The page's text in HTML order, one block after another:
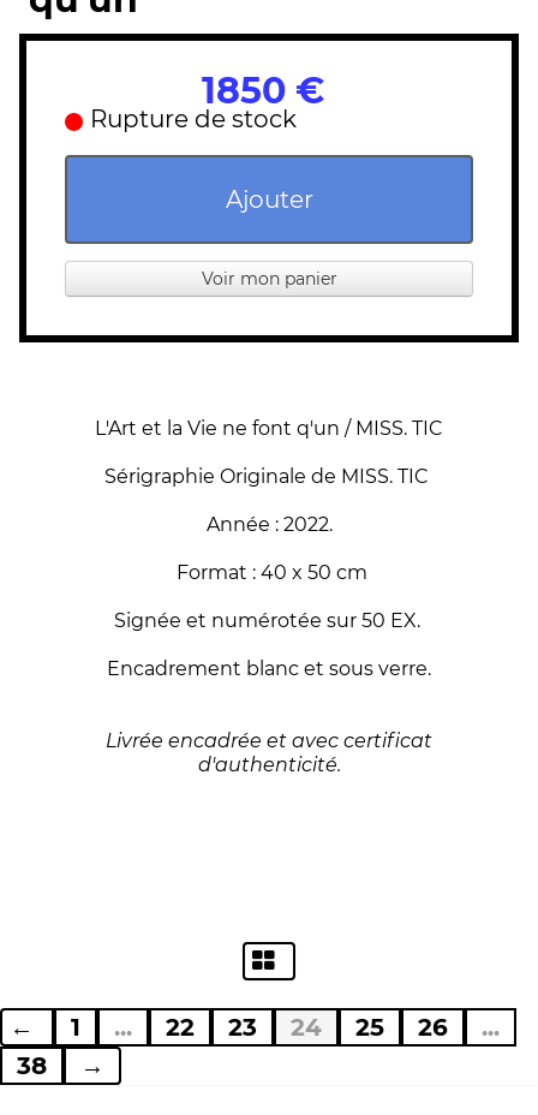
1850 €
Rupture de stock
Ajouter
Voir mon panier
L'Art et la Vie ne font q'un / MISS. TIC
Sérigraphie Originale de MISS. TIC
Année : 2022.
Format : 40 x 50 cm
Signée et numérotée sur 50 EX.
Encadrement blanc et sous verre.
Livrée encadrée et avec certificat
d'authenticité.
← 1 ... 22 23 24 25 26
...
38
→